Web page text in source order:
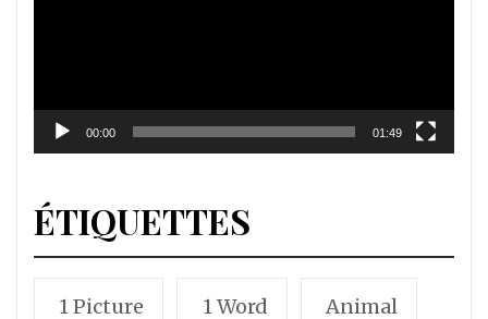
00:00 01:49
ÉTIQUETTES
1 Picture 1 Word Animal